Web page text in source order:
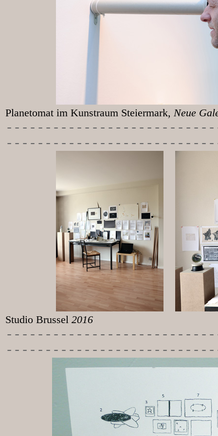
Planetomat im Kunstraum Steiermark,
-----------
Studio Brussel 2016
-----------